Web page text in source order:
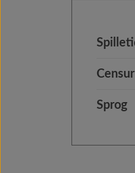
Censur
Sprog